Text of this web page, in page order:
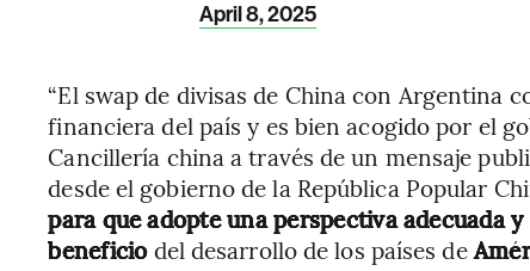
April 8, 2025
“El swap de divisas de China con Argentina
financiera del país y es bien acogido por el
Cancillería china a través de un mensaje
desde el gobierno de la República Popular
para que adopte una perspectiva adecuaday
beneficiodel desarrollo de los países de